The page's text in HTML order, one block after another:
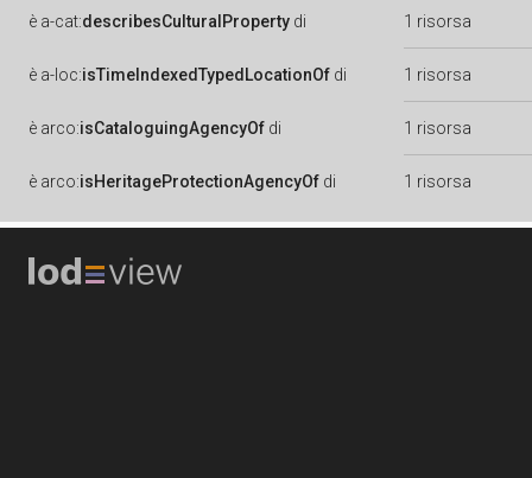
è a-cat:describesCulturalProperty di 1 risorsa
è a-loc:isTimeIndexedTypedLocationOf di 1 risorsa
è arco:isCataloguingAgencyOf di 1 risorsa
è arco:isHeritageProtectionAgencyOf di 1 risorsa